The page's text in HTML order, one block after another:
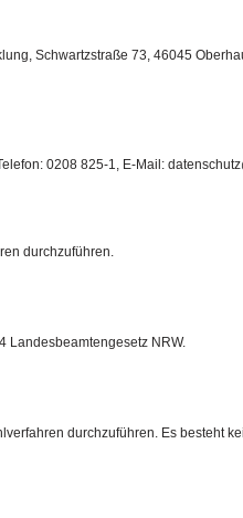
Schwartzstraße 73, 46045
0208 825-1, E-Mail:
durchzuführen.
Landesbeamtengesetz NRW.
durchzuführen. Es besteht